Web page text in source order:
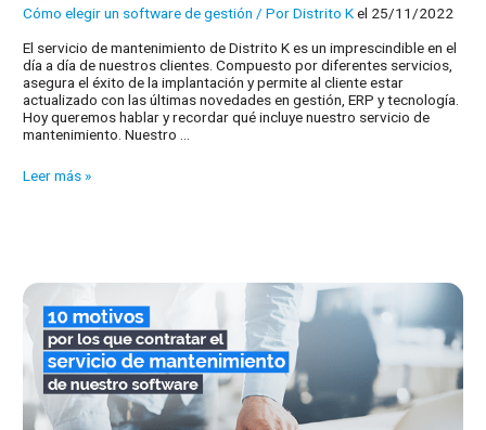
Cómo elegir un software de gestión / PorDistrito Kel 25/11/2022
El servicio de mantenimiento de Distrito K es un imprescindible en el
día a día de nuestros clientes. Compuesto por diferentes servicios,
asegura el éxito de la implantación y permite al cliente estar
actualizado con las últimas novedades en gestión, ERP y tecnología.
Hoy queremos hablar y recordar qué incluye nuestro servicio de
mantenimiento. Nuestro …
¿Qué
nuestro
ERP?
Leer más »